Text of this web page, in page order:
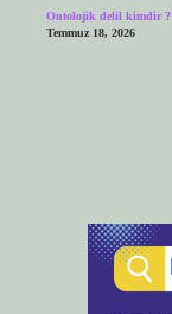
Ontolojik delil kimdir ?
Temmuz 18, 2026